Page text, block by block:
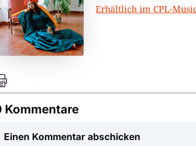
Erhältlich im CPL-
Kommentare
Einen Kommentar abschicken